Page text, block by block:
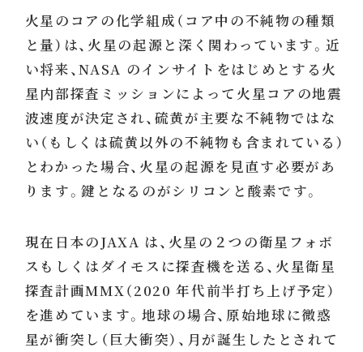
火星のコアの化学組成（コア中の不純物の種類
と量）は、火星の起源と深く関わっています。近
い将来、NASA のインサイトをはじめとする火
星内部探査ミッションによって火星コアの地震
波速度が決定され、硫黄が主要な不純物ではな
い（もしくは硫黄以外の不純物も含まれている）
とわかった場合、火星の起源を見直す必要があ
ります。鍵となるのがシリコンと酸素です。
現在日本のJAXA は、火星の２つの衛星フォボ
スもしくはダイモスに探査機を送る、火星衛星
探査計画MMX（2020 年代前半打ち上げ予定）
を進めています。地球の場合、原始地球に微惑
星が衝突し（巨大衝突）、月が誕生したとされて